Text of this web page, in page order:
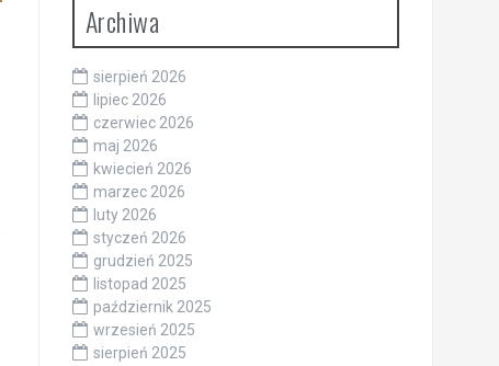
Archiwa
sierpień 2026
lipiec 2026
czerwiec 2026
maj 2026
kwiecień 2026
marzec 2026
luty 2026
styczeń 2026
grudzień 2025
listopad 2025
październik 2025
wrzesień 2025
sierpień 2025